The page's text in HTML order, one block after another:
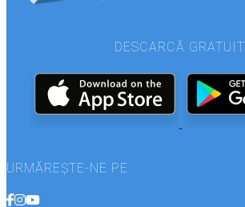
DESCARCĂ GRATUIT
URMĂREȘTE-NE PE